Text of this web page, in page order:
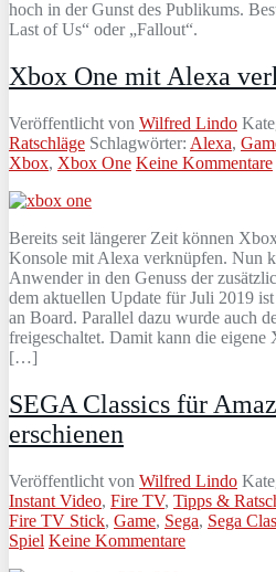
hoch in der Gunst des Publikums.
Last of Us“ oder „Fallout“.
Xbox One mit Alexa
Veröffentlicht von Wilfred Lindo
Ratschläge Schlagwörter: Alexa,
Xbox, Xbox One Keine Kommentare
Bereits seit längerer Zeit können
Konsole mit Alexa verknüpfen. Nun
Anwender in den Genuss der
dem aktuellen Update für Juli 2019
an Board. Parallel dazu wurde auch
freigeschaltet. Damit kann die
[…]
SEGA Classics für
erschienen
Veröffentlicht von Wilfred Lindo
Instant Video, Fire TV, Tipps &
Fire TV Stick, Game, Sega, Sega
Spiel Keine Kommentare